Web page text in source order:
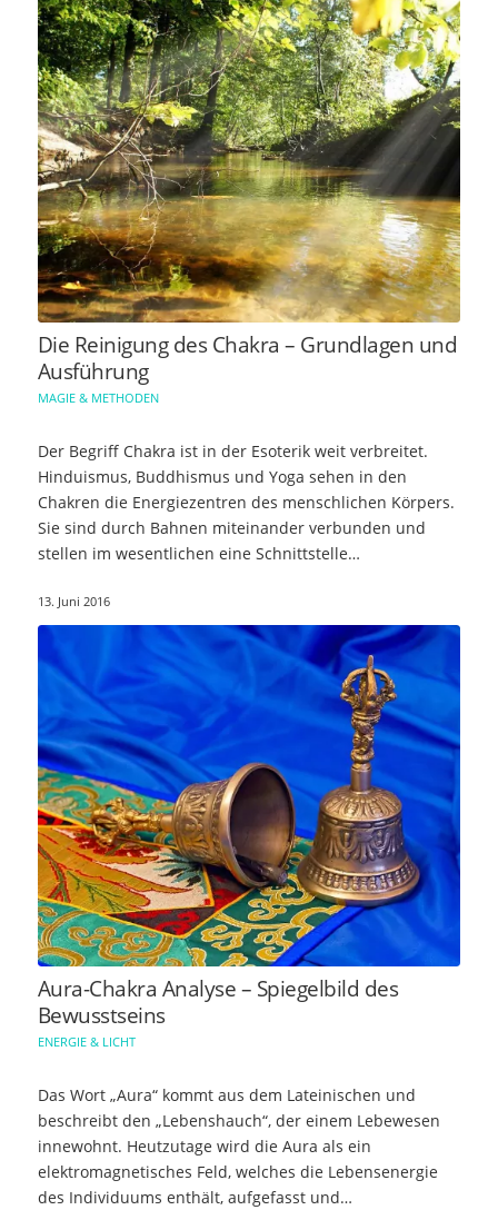
Die Reinigung des Chakra – Grundlagen und
Ausführung
MAGIE & METHODEN
Der Begriff Chakra ist in der Esoterik weit verbreitet.
Hinduismus, Buddhismus und Yoga sehen in den
Chakren die Energiezentren des menschlichen Körpers.
Sie sind durch Bahnen miteinander verbunden und
stellen im wesentlichen eine Schnittstelle…
13. Juni 2016
Aura-Chakra Analyse – Spiegelbild des
Bewusstseins
ENERGIE & LICHT
Das Wort „Aura“ kommt aus dem Lateinischen und
beschreibt den „Lebenshauch“, der einem Lebewesen
innewohnt. Heutzutage wird die Aura als ein
elektromagnetisches Feld, welches die Lebensenergie
des Individuums enthält, aufgefasst und…